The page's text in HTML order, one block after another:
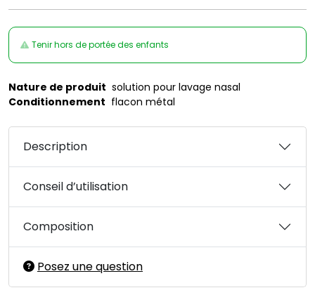
Tenir hors de portée des enfants
Nature de produit solution pour lavage nasal
Conditionnement flacon métal
Description
Conseil d’utilisation
Composition
Posez une question